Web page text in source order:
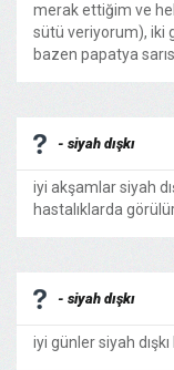
merak ettiğim ve
sütü veriyorum), iki
bazen papatya sarısı
- siyah dışkı
iyi akşamlar siyah
hastalıklarda
- siyah dışkı
iyi günler siyah